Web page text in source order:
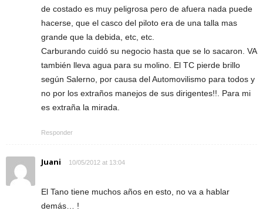
de costado es muy peligrosa pero de afuera nada puede
hacerse, que el casco del piloto era de una talla mas
grande que la debida, etc, etc.
Carburando cuidó su negocio hasta que se lo sacaron. VA
también lleva agua para su molino. El TC pierde brillo
según Salerno, por causa del Automovilismo para todos y
no por los extraños manejos de sus dirigentes!!. Para mi
es extraña la mirada.
Responder
Juani 10/05/2012 at 13:04
El Tano tiene muchos años en esto, no va a hablar
demás… !